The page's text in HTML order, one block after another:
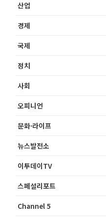
산업
경제
국제
정치
사회
오피니언
문화·라이프
뉴스발전소
이투데이TV
스페셜리포트
Channel 5